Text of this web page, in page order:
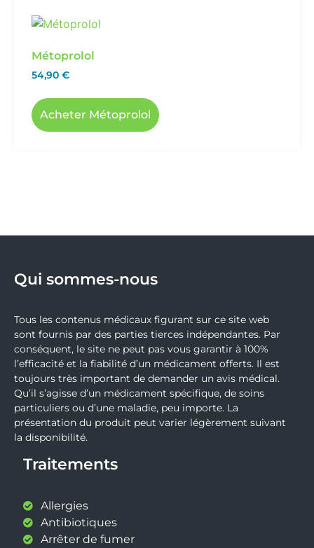
Métoprolol
54,90 €
Acheter Métoprolol
Qui sommes-nous
Tous les contenus médicaux figurant sur ce site web
sont fournis par des parties tierces indépendantes. Par
conséquent, le site ne peut pas vous garantir à 100%
l’efficacité et la fiabilité d’un médicament offerts. Il est
toujours très important de demander un avis médical.
Qu’il s’agisse d’un médicament spécifique, de soins
particuliers ou d’une maladie, peu importe. La
présentation du produit peut varier légèrement suivant
la disponibilité.
Traitements
Allergies
Antibiotiques
Arrêter de fumer